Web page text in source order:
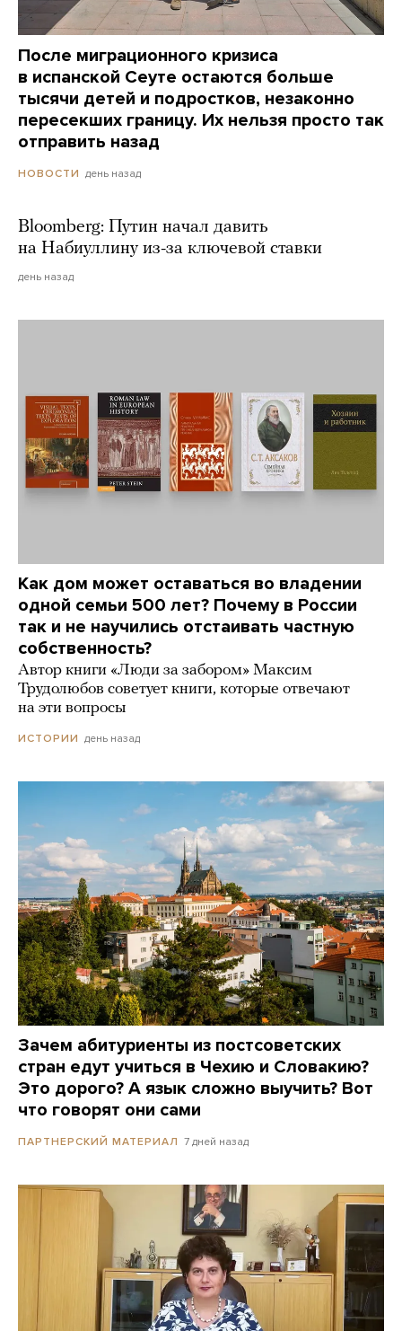
После миграционного кризиса
в испанской Сеуте остаются больше
тысячи детей и подростков, незаконно
пересекших границу. Их нельзя просто так
отправить назад
НОВОСТИ день назад
Bloomberg: Путин начал давить
на Набиуллину из-за ключевой ставки
день назад
Как дом может оставаться во владении
одной семьи 500 лет? Почему в России
так и не научились отстаивать частную
собственность?
Автор книги «Люди за забором» Максим
Трудолюбов советует книги, которые отвечают
на эти вопросы
ИСТОРИИ день назад
Зачем абитуриенты из постсоветских
стран едут учиться в Чехию и Словакию?
Это дорого? А язык сложно выучить? Вот
что говорят они сами
ПАРТНЕРСКИЙ МАТЕРИАЛ 7 дней назад